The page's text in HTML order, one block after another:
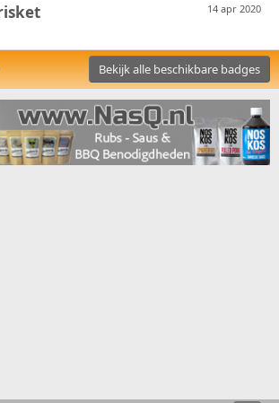
14 apr 2020
Bekijk alle beschikbare badges